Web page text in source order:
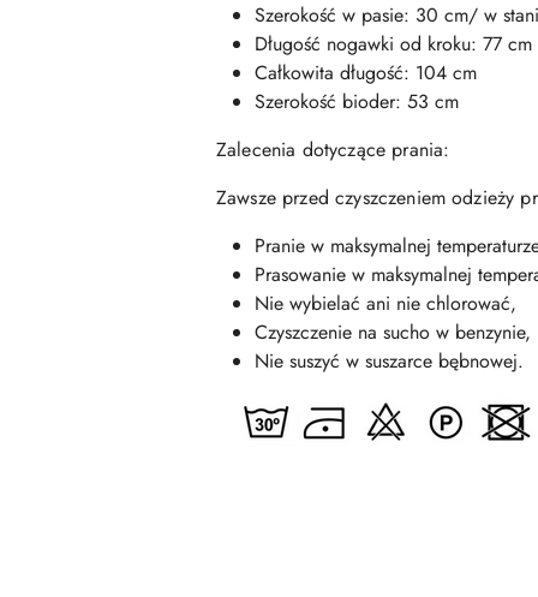
Szerokość w pasie: 30 cm/ w
Długość nogawki od kroku: 77 cm
Całkowita długość: 104 cm
Szerokość bioder: 53 cm
Zalecenia dotyczące prania:
Zawsze przed czyszczeniem odzieży
Pranie w maksymalnej
Prasowanie w maksymalnej
Nie wybielać ani nie chlorować,
Czyszczenie na sucho w benzynie,
Nie suszyć w suszarce bębnowej.